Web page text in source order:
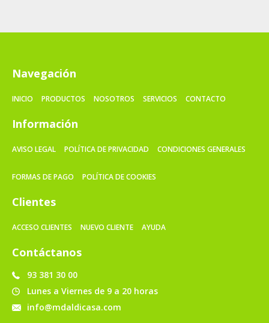
Navegación
INICIO PRODUCTOS NOSOTROS SERVICIOS CONTACTO
Información
AVISO LEGAL POLÍTICA DE PRIVACIDAD CONDICIONES GENERALES
FORMAS DE PAGO POLÍTICA DE COOKIES
Clientes
ACCESO CLIENTES NUEVO CLIENTE AYUDA
Contáctanos
93 381 30 00
Lunes a Viernes de 9 a 20 horas
info@mdaldicasa.com